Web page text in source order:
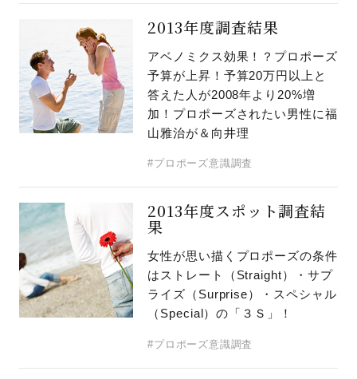
2013年度調査結果
アベノミクス効果！？プロポーズ
予算が上昇！予算20万円以上と
答えた人が2008年より20%増
加！プロポーズされたい男性に福
山雅治が＆向井理
#プロポーズ意識調査
2013年度スポット調査結
果
女性が思い描くプロポーズの条件
はストレート（Straight）・サプ
ライズ（Surprise）・スペシャル
（Special）の「３Ｓ」！
#プロポーズ意識調査